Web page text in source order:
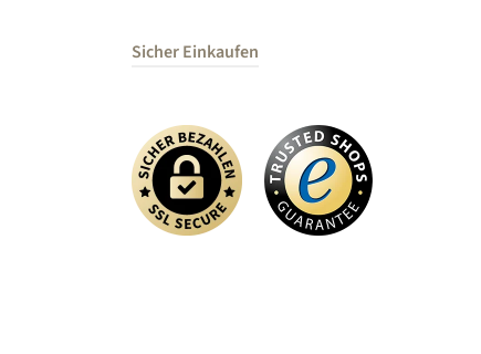
Sicher Einkaufen